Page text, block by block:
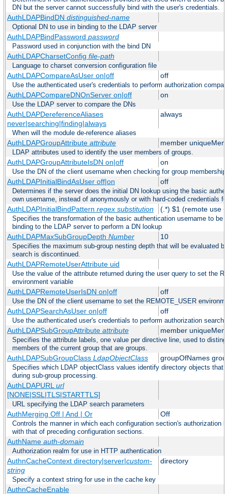
DN but the server cannot successfully bind with the user's credentials.
AuthLDAPBindDN distinguished-name
Optional DN to use in binding to the LDAP server
AuthLDAPBindPassword password
Password used in conjunction with the bind DN
AuthLDAPCharsetConfig file-path
Language to charset conversion configuration file
AuthLDAPCompareAsUser on|off off
Use the authenticated user's credentials to perform authorization
AuthLDAPCompareDNOnServer on|off on
Use the LDAP server to compare the DNs
AuthLDAPDereferenceAliases
never|searching|finding|always
always
When will the module de-reference aliases
AuthLDAPGroupAttribute attribute member
LDAP attributes used to identify the user members of groups.
AuthLDAPGroupAttributeIsDN on|off on
Use the DN of the client username when checking for group membership
AuthLDAPInitialBindAsUser off|on off
Determines if the server does the initial DN lookup using the basic
own username, instead of anonymously or with hard-coded credentials
AuthLDAPInitialBindPattern regex substitution (.*) $1 (remote use +
Specifies the transformation of the basic authentication username to be
binding to the LDAP server to perform a DN lookup
AuthLDAPMaxSubGroupDepth Number 10
Specifies the maximum sub-group nesting depth that will be evaluated
search is discontinued.
AuthLDAPRemoteUserAttribute uid
Use the value of the attribute returned during the user query to set the
environment variable
AuthLDAPRemoteUserIsDN on|off off
Use the DN of the client username to set the REMOTE_USER
AuthLDAPSearchAsUser on|off off
Use the authenticated user's credentials to perform authorization
AuthLDAPSubGroupAttribute attribute member
Specifies the attribute labels, one value per directive line, used to
members of the current group that are groups.
AuthLDAPSubGroupClass LdapObjectClass groupOfNames
Specifies which LDAP objectClass values identify directory objects that
during sub-group processing.
AuthLDAPURL url
[NONE|SSL|TLS|STARTTLS]
URL specifying the LDAP search parameters
AuthMerging Off | And | Or Off
Controls the manner in which each configuration section's authorization
with that of preceding configuration sections.
AuthName auth-domain
Authorization realm for use in HTTP authentication
AuthnCacheContext directory|server|custom-
string
directory
Specify a context string for use in the cache key
AuthnCacheEnable